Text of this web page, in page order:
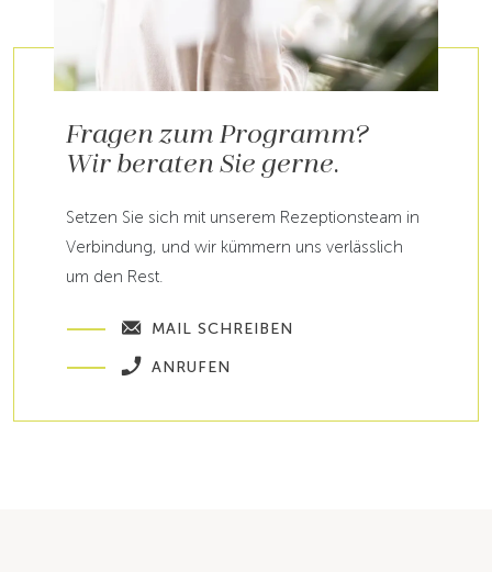
Fragen zum Programm?
Wir beraten Sie gerne.
Setzen Sie sich mit unserem Rezeptionsteam in
Verbindung, und wir kümmern uns verlässlich
um den Rest.
MAIL SCHREIBEN
ANRUFEN